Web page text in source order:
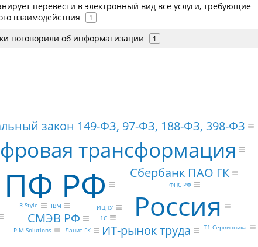
перевести в электронный вид все услуги, требующие
взаимодействия
1
поговорили об информатизации 1
ПФ РФ Россия
трансформация
Сбербанк ПАО ГК
СМЭВ РФ
ИТ-рынок труда
закон 149-ФЗ, 97-ФЗ, 188-ФЗ, 398-ФЗ
PIM Solutions
R-Style ИЦПУ
IBM
1С
Ланит ГК
Т1 Сервионика
ФНС РФ